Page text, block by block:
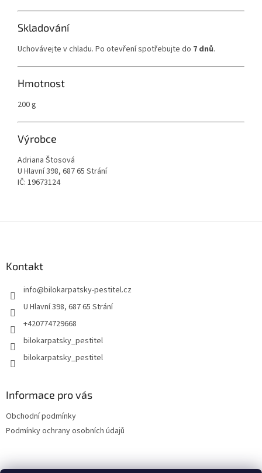
Skladování
Uchovávejte v chladu. Po otevření spotřebujte do 7 dnů.
Hmotnost
200 g
Výrobce
Adriana Štosová
U Hlavní 398, 687 65 Strání
IČ: 19673124
Kontakt
info@bilokarpatsky-pestitel.cz
U Hlavní 398, 687 65 Strání
+420774729668
bilokarpatsky_pestitel
Informace pro vás
Obchodní podmínky
Podmínky ochrany osobních údajů